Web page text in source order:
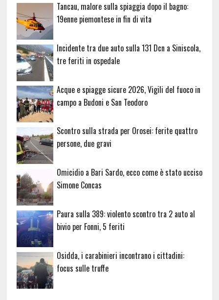
Tancau, malore sulla spiaggia dopo il bagno:
19enne piemontese in fin di vita
Incidente tra due auto sulla 131 Dcn a Siniscola,
tre feriti in ospedale
Acque e spiagge sicure 2026, Vigili del fuoco in
campo a Budoni e San Teodoro
Scontro sulla strada per Orosei: ferite quattro
persone, due gravi
Omicidio a Bari Sardo, ecco come è stato ucciso
Simone Concas
Paura sulla 389: violento scontro tra 2 auto al
bivio per Fonni, 5 feriti
Osidda, i carabinieri incontrano i cittadini:
focus sulle truffe